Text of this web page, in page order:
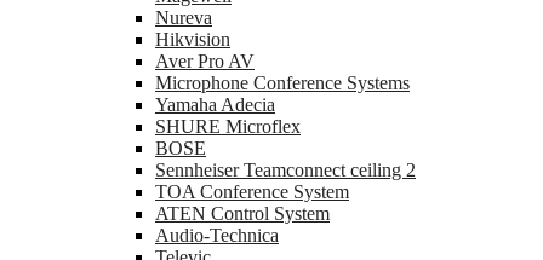
Nureva
Hikvision
Aver Pro AV
Microphone Conference Systems
Yamaha Adecia
SHURE Microflex
BOSE
Sennheiser Teamconnect ceiling 2
TOA Conference System
ATEN Control System
Audio-Technica